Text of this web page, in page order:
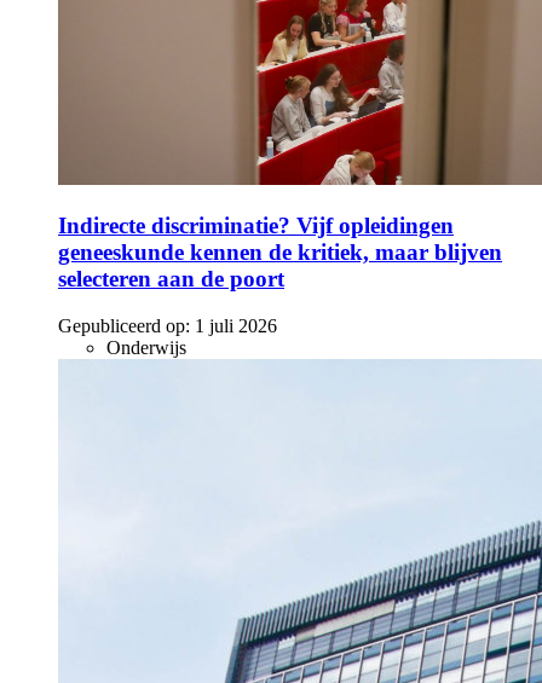
Indirecte discriminatie? Vijf opleidingen
geneeskunde kennen de kritiek, maar blijven
selecteren aan de poort
Gepubliceerd op: 1 juli 2026
Onderwijs